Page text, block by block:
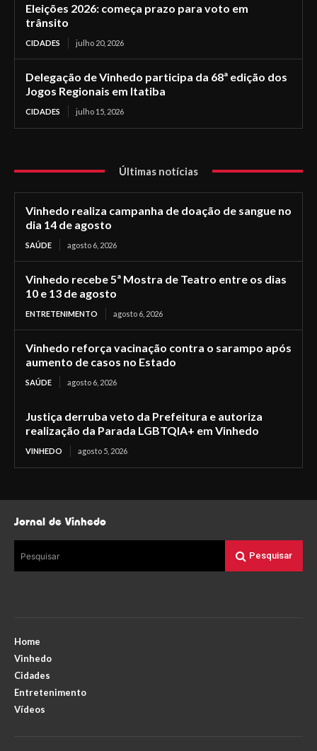
Eleições 2026: começa prazo para voto em
trânsito
CIDADES julho 20, 2026
Delegação de Vinhedo participa da 68ª edição dos
Jogos Regionais em Itatiba
CIDADES julho 15, 2026
Últimas notícias
Vinhedo realiza campanha de doação de sangue no
dia 14 de agosto
SAÚDE agosto 6, 2026
Vinhedo recebe 5ª Mostra de Teatro entre os dias
10 e 13 de agosto
ENTRETENIMENTO agosto 6, 2026
Vinhedo reforça vacinação contra o sarampo após
aumento de casos no Estado
SAÚDE agosto 6, 2026
Justiça derruba veto da Prefeitura e autoriza
realização da Parada LGBTQIA+ em Vinhedo
VINHEDO agosto 5, 2026
Jornal de Vinhedo
Pesquisar Pesquisar
Home
Vinhedo
Cidades
Entretenimento
Vídeos